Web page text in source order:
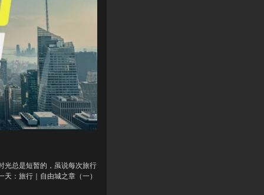
光总是短暂的，虽说每次旅行
：旅行｜自由城之章（一）